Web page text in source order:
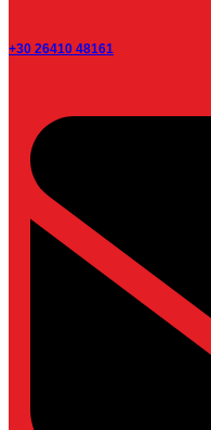
+30 26410 48161